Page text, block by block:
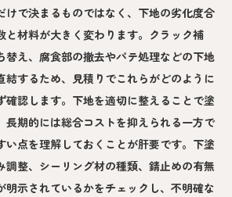
けで決まるものではなく、下地の劣化度合
と材料が大きく変わります。クラック補
替え、腐食部の撤去やパテ処理などの下地
結するため、見積りでこれらがどのように
確認します。下地を適切に整えることで塗
長期的には総合コストを抑えられる一方で
い点を理解しておくことが肝要です。下塗
調整、シーリング材の種類、錆止めの有無
明示されているかをチェックし、不明確な